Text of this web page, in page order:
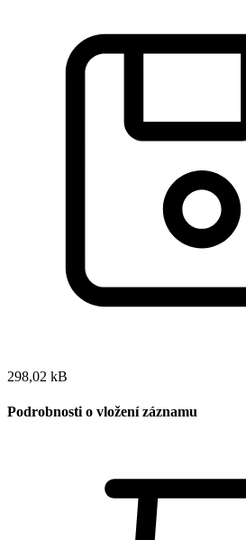
298,02 kB
Podrobnosti o vložení záznamu